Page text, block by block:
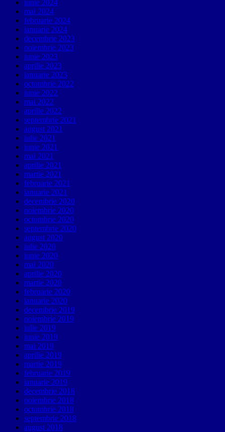
iunie 2024
mai 2024
februarie 2024
ianuarie 2024
decembrie 2023
noiembrie 2023
iunie 2023
aprilie 2023
ianuarie 2023
octombrie 2022
iunie 2022
mai 2022
aprilie 2022
septembrie 2021
august 2021
iulie 2021
iunie 2021
mai 2021
aprilie 2021
martie 2021
februarie 2021
ianuarie 2021
decembrie 2020
noiembrie 2020
octombrie 2020
septembrie 2020
august 2020
iulie 2020
iunie 2020
mai 2020
aprilie 2020
martie 2020
februarie 2020
ianuarie 2020
decembrie 2019
noiembrie 2019
iulie 2019
iunie 2019
mai 2019
aprilie 2019
martie 2019
februarie 2019
ianuarie 2019
decembrie 2018
noiembrie 2018
octombrie 2018
septembrie 2018
august 2018